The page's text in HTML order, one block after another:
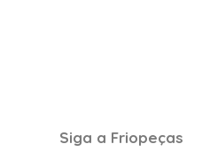
Siga a Friopeças